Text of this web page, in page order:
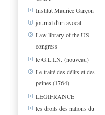
Institut Maurice Garçon
journal d'un avocat
Law library of the US
congress
le G.L.I.N. (nouveau)
Le traité des délits et des
peines (1764)
LEGIFRANCE
les droits des nations du